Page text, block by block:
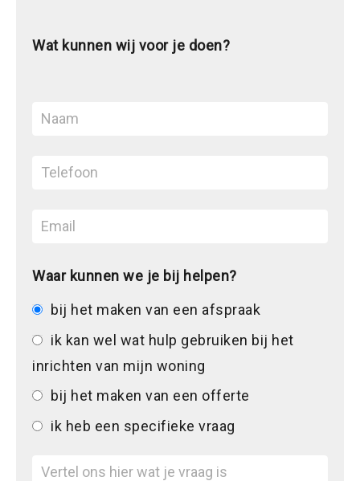
Wat kunnen wij voor je doen?
Waar kunnen we je bij helpen?
bij het maken van een afspraak
ik kan wel wat hulp gebruiken bij het
inrichten van mijn woning
bij het maken van een offerte
ik heb een specifieke vraag